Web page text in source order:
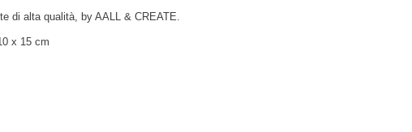
di alta qualità, by AALL & CREATE.
x 15 cm